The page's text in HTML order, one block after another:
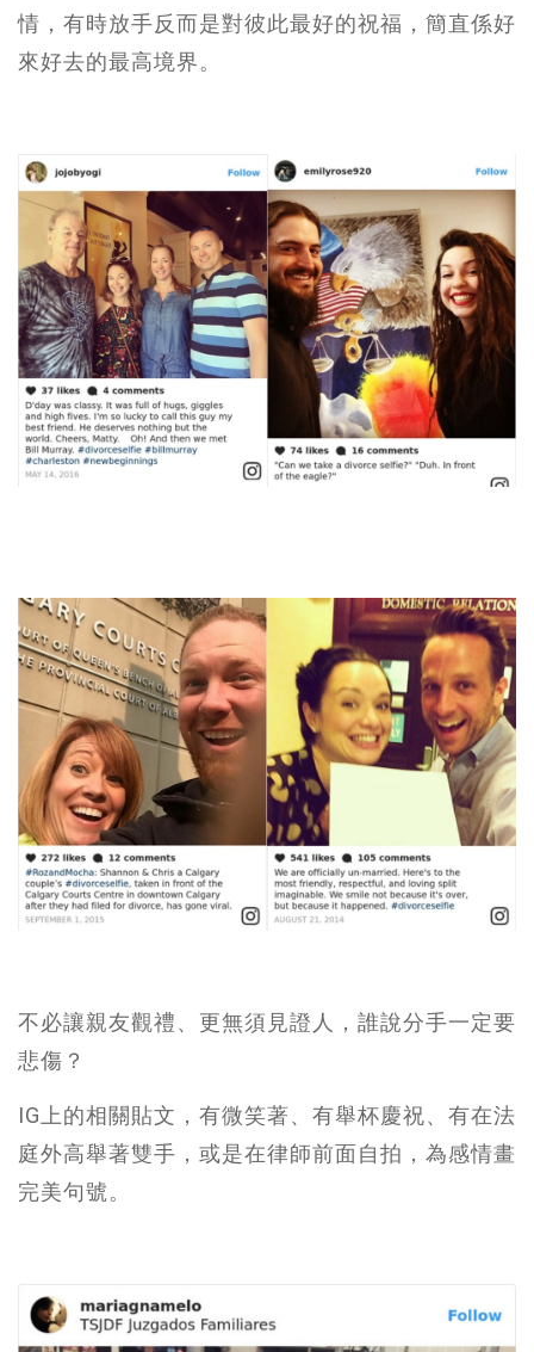
情，有時放手反而是對彼此最好的祝福，簡直係好
來好去的最高境界。
不必讓親友觀禮、更無須見證人，誰說分手一定要
悲傷？
IG上的相關貼文，有微笑著、有舉杯慶祝、有在法
庭外高舉著雙手，或是在律師前面自拍，為感情畫
完美句號。